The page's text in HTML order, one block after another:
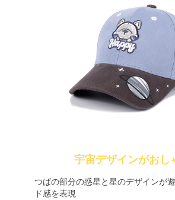
宇宙デザインがおし
つばの部分の惑星と星のデザインが
ド感を表現